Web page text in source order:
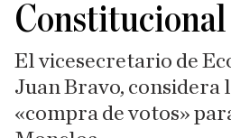
Constitucional
El vicesecretario de
Juan Bravo, considera
«compra de votos»